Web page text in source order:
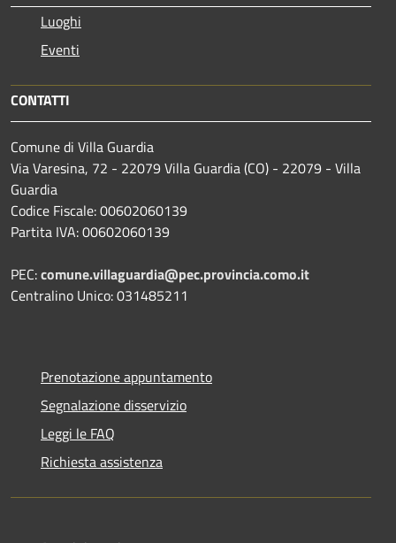
Luoghi
Eventi
CONTATTI
Comune di Villa Guardia
Via Varesina, 72 - 22079 Villa Guardia (CO) - 22079 - Villa
Guardia
Codice Fiscale: 00602060139
Partita IVA: 00602060139
PEC:comune.villaguardia@pec.provincia.como.it
Centralino Unico: 031485211
Prenotazione appuntamento
Segnalazione disservizio
Leggi le FAQ
Richiesta assistenza